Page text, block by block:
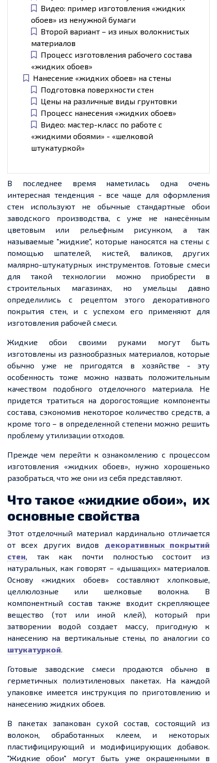
Видео: пример изготовления «жидких
обоев» из ненужной бумаги
Второй вариант – из иных волокнистых
материалов
Процесс изготовления рабочего состава
«жидких обоев»
Нанесение «жидких обоев» на стены
Подготовка поверхности стен
Цены на различные виды грунтовки
Процесс нанесения «жидких обоев»
Видео: мастер-класс по работе с
«жидкими обоями» - «шелковой
штукатуркой»
В последнее время наметилась одна очень
интересная тенденция - все чаще для оформления
стен используют не обычные стандартные обои
заводского производства, с уже не нанесённым
цветовым или рельефным рисунком, а так
называемые "жидкие", которые наносятся на стены с
помощью шпателей, кистей, валиков, других
малярно-штукатурных инструментов. Готовые смеси
для такой технологии можно приобрести в
строительных магазинах, но умельцы давно
определились с рецептом этого декоративного
покрытия стен, и с успехом его применяют для
изготовления рабочей смеси.
Жидкие обои своими руками могут быть
изготовлены из разнообразных материалов, которые
обычно уже не пригодятся в хозяйстве - эту
особенность тоже можно назвать положительным
качеством подобного отделочного материала. Не
придется тратиться на дорогостоящие компоненты
состава, сэкономив некоторое количество средств, а
кроме того – в определеннойстепени можно решить
проблему утилизации отходов.
Прежде чем перейти к ознакомлению с процессом
изготовления «жидких обоев», нужно хорошенько
разобраться, что же они из себя представляют.
Что такое «жидкие обои», их
основные свойства
Этот отделочный материал кардинально отличается
от всех других видов декоративных покрытий
стен, так как почти полностью состоит из
натуральных, как говорят – «дышащих» материалов.
Основу «жидких обоев» составляют хлопковые,
целлюлозные или шелковые волокна. В
компонентный состав также входит скрепляющее
вещество (тот или иной клей), который при
затворении водойсоздает массу, пригодную к
нанесению на вертикальные стены, по аналогии со
штукатуркой.
Готовые заводские смеси продаются обычно в
герметичных полиэтиленовых пакетах. На каждой
упаковке имеется инструкция по приготовлению и
нанесению жидких обоев.
В пакетах запакован сухой состав, состоящий из
волокон, обработанных клеем, и некоторых
пластифицирующий и модифицирующих добавок.
"Жидкие обои" могут быть уже окрашенными в